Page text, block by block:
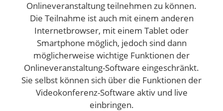
Onlineveranstaltung teilnehmen zu können.
Die Teilnahme ist auch mit einem anderen
Internetbrowser, mit einem Tablet oder
Smartphone möglich, jedoch sind dann
möglicherweise wichtige Funktionen der
Onlineveranstaltung-Software eingeschränkt.
Sie selbst können sich über die Funktionen der
Videokonferenz-Software aktiv und live
einbringen.